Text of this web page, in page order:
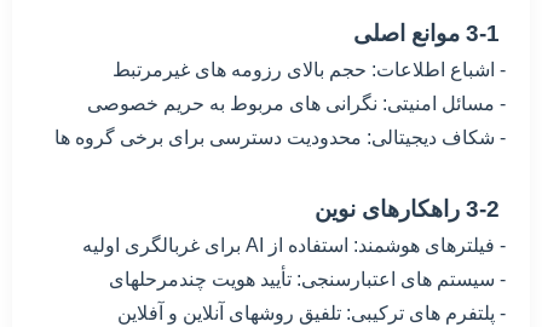
- اشباع اطلاعات: حجم بالای رزومه های غیرمرتبط
- مسائل امنیتی: نگرانی های مربوط به حریم خصوصی
- شکاف دیجیتالی: محدودیت دسترسی برای برخی گروه ها
- فیلترهای هوشمند: استفاده از AI برای غربالگری اولیه
- سیستم های اعتبارسنجی: تأیید هویت چندمرحلهای
- پلتفرم های ترکیبی: تلفیق روشهای آنلاین و آفلاین